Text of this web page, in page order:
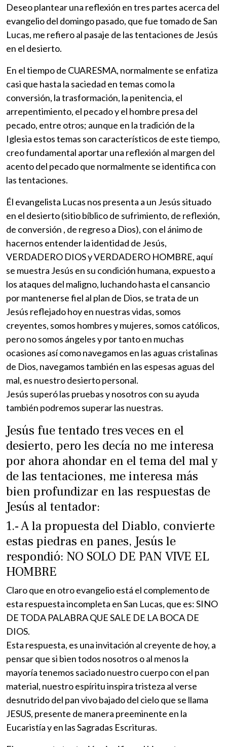
Deseo plantear una reflexión en tres partes acerca del
evangelio del domingo pasado, que fue tomado de San
Lucas, me refiero al pasaje de las tentaciones de Jesús
en el desierto.
En el tiempo de CUARESMA, normalmente se enfatiza
casi que hasta la saciedad en temas como la
conversión, la trasformación, la penitencia, el
arrepentimiento, el pecado y el hombre presa del
pecado, entre otros; aunque en la tradición de la
Iglesia estos temas son característicos de este tiempo,
creo fundamental aportar una reflexión al margen del
acento del pecado que normalmente se identifica con
las tentaciones.
Él evangelista Lucas nos presenta a un Jesús situado
en el desierto (sitio bíblico de sufrimiento, de reflexión,
de conversión , de regreso a Dios), con el ánimo de
hacernos entender la identidad de Jesús,
VERDADERO DIOS y VERDADERO HOMBRE, aquí
se muestra Jesús en su condición humana, expuesto a
los ataques del maligno, luchando hasta el cansancio
por mantenerse fiel al plan de Dios, se trata de un
Jesús reflejado hoy en nuestras vidas, somos
creyentes, somos hombres y mujeres, somos católicos,
pero no somos ángeles y por tanto en muchas
ocasiones así como navegamos en las aguas cristalinas
de Dios, navegamos también en las espesas aguas del
mal, es nuestro desierto personal.
Jesús superó las pruebas y nosotros con su ayuda
también podremos superar las nuestras.
Jesús fue tentado tres veces en el
desierto, pero les decía no me interesa
por ahora ahondar en el tema del mal y
de las tentaciones, me interesa más
bien profundizar en las respuestas de
Jesús al tentador:
1.- A la propuesta del Diablo, convierte
estas piedras en panes, Jesús le
respondió: NO SOLO DE PAN VIVE EL
HOMBRE
Claro que en otro evangelio está el complemento de
esta respuesta incompleta en San Lucas, que es: SINO
DE TODA PALABRA QUE SALE DE LA BOCA DE
DIOS.
Esta respuesta, es una invitación al creyente de hoy, a
pensar que si bien todos nosotros o al menos la
mayoría tenemos saciado nuestro cuerpo con el pan
material, nuestro espíritu inspira tristeza al verse
desnutrido del pan vivo bajado del cielo que se llama
JESUS, presente de manera preeminente en la
Eucaristía y en las Sagradas Escrituras.